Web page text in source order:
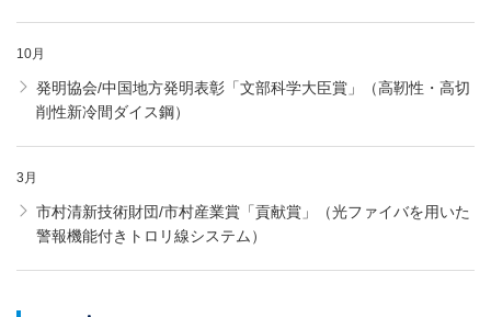
10月
発明協会/中国地方発明表彰「文部科学大臣賞」（高靭性・高切
削性新冷間ダイス鋼）
3月
市村清新技術財団/市村産業賞「貢献賞」（光ファイバを用いた
警報機能付きトロリ線システム）